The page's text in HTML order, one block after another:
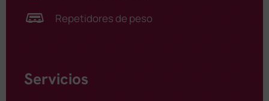
Repetidores de peso
Servicios